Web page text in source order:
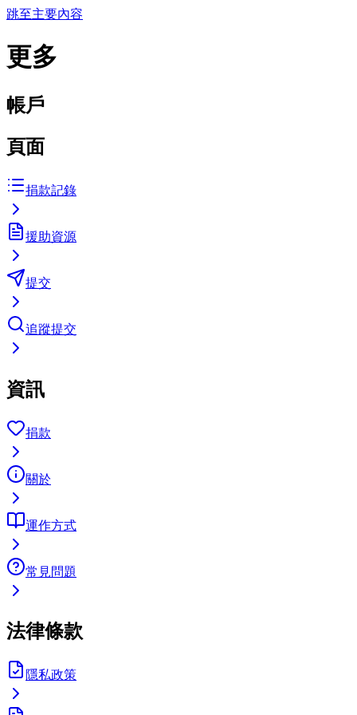
跳至主要內容
更多
帳戶
頁面
捐款記錄
援助資源
提交
追蹤提交
資訊
捐款
關於
運作方式
常見問題
法律條款
隱私政策